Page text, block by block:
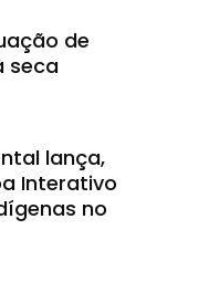
de
seca
lança,
Interativo
no